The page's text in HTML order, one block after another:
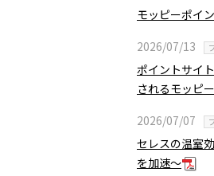
モッピーポイ
2026/07/13
ポイントサイ
されるモッピ
2026/07/07
セレスの温室
を加速～